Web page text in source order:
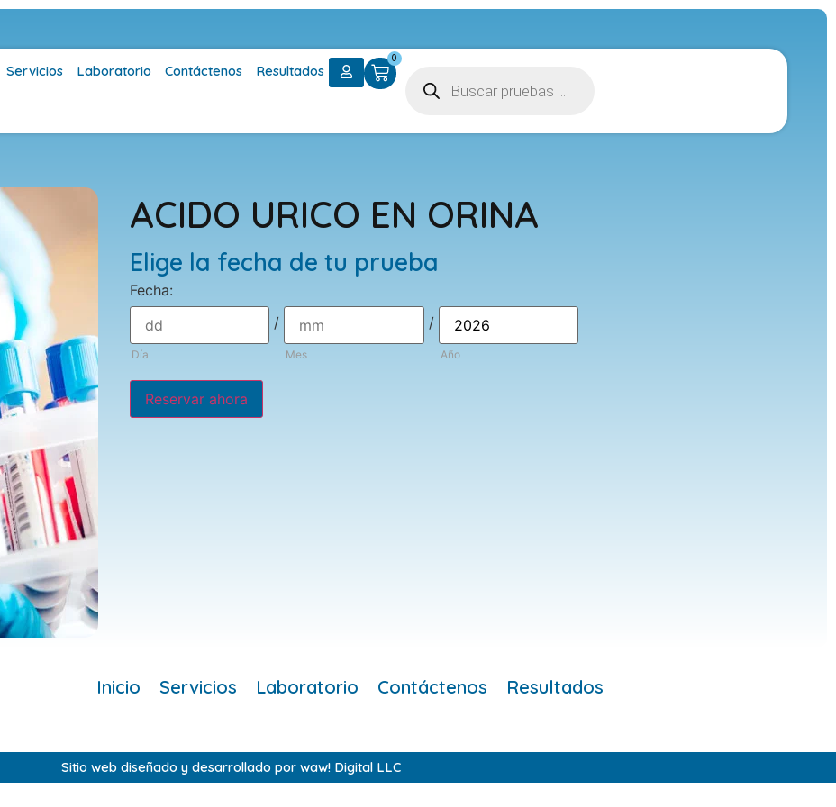
Servicios Laboratorio Contáctenos Resultados
0
ACIDO URICO EN ORINA
Elige la fecha de tu prueba
Fecha:
Día
/
Mes
/
Año
Reservar ahora
Inicio Servicios Laboratorio Contáctenos Resultados
Sitio web diseñado y desarrollado por waw! Digital LLC